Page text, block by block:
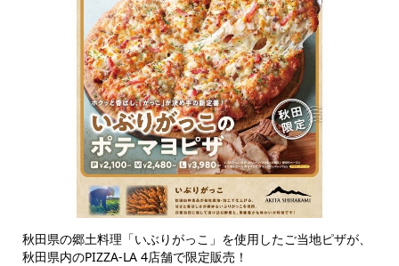
秋田県の郷土料理「いぶりがっこ」を使用したご当地ピザが、
秋田県内のPIZZA-LA 4店舗で限定販売！